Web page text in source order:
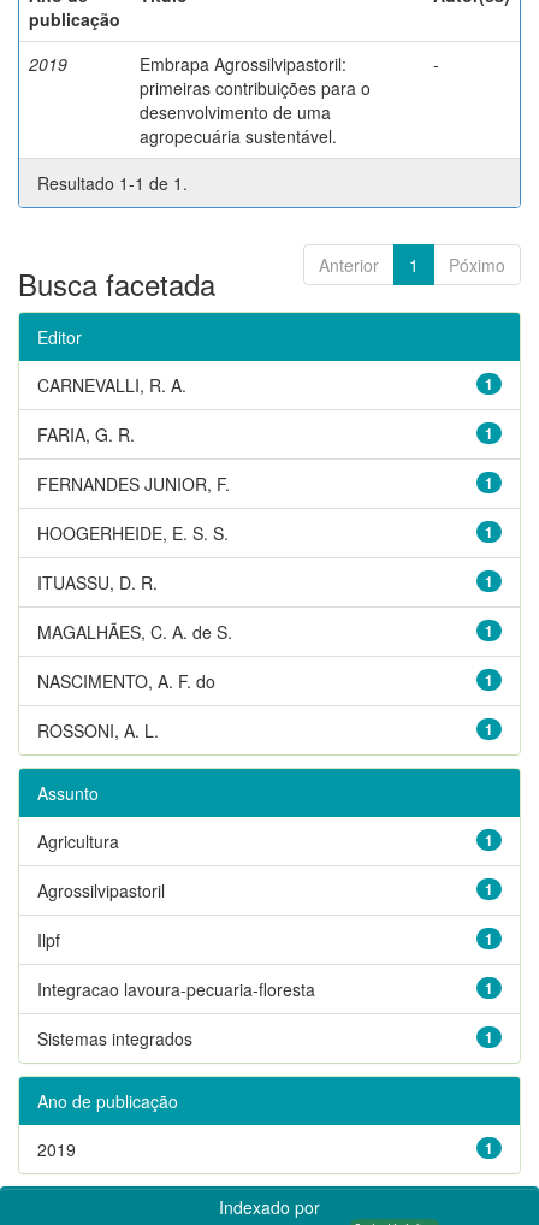
publicação
2019
Embrapa Agrossilvipastoril:
primeiras contribuições para o
desenvolvimento de uma
agropecuária sustentável.
-
Resultado 1-1 de 1.
Anterior 1 Póximo
Busca facetada
Editor
1
CARNEVALLI, R. A.
1
FARIA, G. R.
1
FERNANDES JUNIOR, F.
1
HOOGERHEIDE, E. S. S.
1
ITUASSU, D. R.
1
MAGALHÃES, C. A. de S.
1
NASCIMENTO, A. F. do
1
ROSSONI, A. L.
Assunto
1
Agricultura
1
Agrossilvipastoril
1
Ilpf
1
Integracao lavoura-pecuaria-floresta
1
Sistemas integrados
Ano de publicação
1
2019
Indexado por